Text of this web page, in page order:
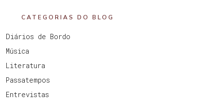
CATEGORIAS DO BLOG
Diários de Bordo
Música
Literatura
Passatempos
Entrevistas